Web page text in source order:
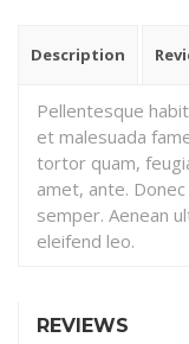
Description
Pellentesque
et malesuada
tortor quam,
amet, ante.
semper. Aenean
eleifend leo.
REVIEWS